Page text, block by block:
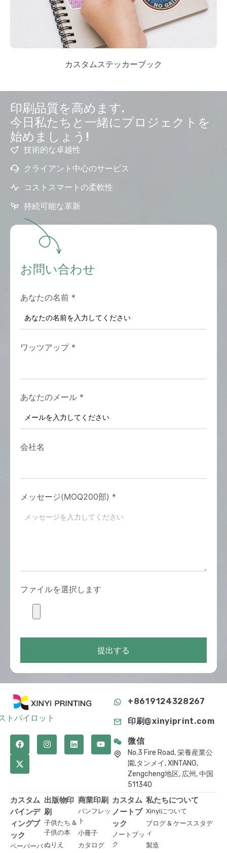
カスタムステッカーブック
印刷品質を高めます.
今日私たちと一緒にプロジェクトを
始めましょう!
技術的な卓越性
クライアント中心のサービス
コストスマートの柔軟性
持続可能な革新
お問い合わせ
あなたの名前 *
ワッツアップ *
あなたのメール *
会社名
メッセージ(MOQ200部) *
ファイルを選択します
提出する
トパイロット
+8619124328267
印刷@xinyiprint.com
微信
No.3 Fire Road, 栄養産業公
園,タンメイ, XINTANG,
Zengcheng地区, 広州, 中国
511340
カスタム
バインデ
ィングブ
ック
ペーパーバ
出版物印
刷
子供たち &
子供の本
ぬりえ
商業印刷
パンフレッ
ト
小冊子
カタログ
カスタム
ノートブ
ック
ノートブッ
ク
私たちについて
Xinyiについて
ブログ & ケーススタデ
ィ
製造